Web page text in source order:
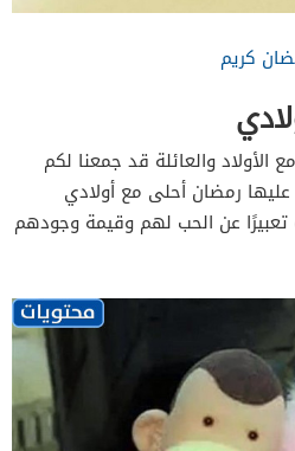
كريم
الأولاد والعائلة قد جمعنا لكم
رمضان أحلى مع أولادي
تعبيرًا عن الحب لهم وقيمة وجودهم